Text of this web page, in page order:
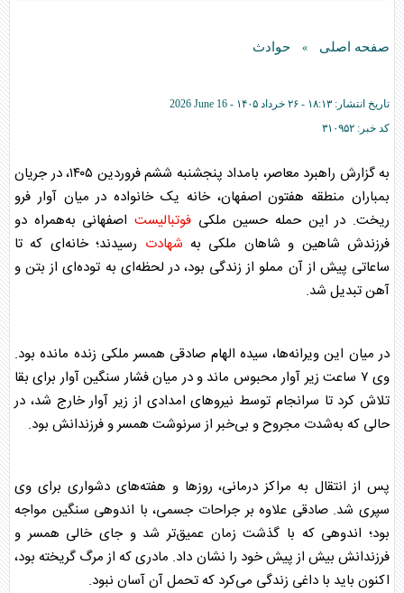
صفحه اصلی » حوادث
تاریخ انتشار: ۱۸:۱۳ - ۲۶ خرداد ۱۴۰۵ -
2026 June 16
کد خبر: ۳۱۰۹۵۲
به گزارش راهبرد معاصر، بامداد پنجشنبه ششم فروردین ۱۴۰۵، در جریان
بمباران منطقه هفتون اصفهان، خانه یک خانواده در میان آوار فرو
ریخت. در این حمله حسین ملکی فوتبالیست اصفهانی به‌همراه دو
فرزندش شاهین و شاهان ملکی به شهادت رسیدند؛ خانه‌ای که تا
ساعاتی پیش از آن مملو از زندگی بود، در لحظه‌ای به توده‌ای از بتن و
آهن تبدیل شد.
در میان این ویرانه‌ها، سیده الهام صادقی همسر ملکی زنده مانده بود.
وی ۷ ساعت زیر آوار محبوس ماند و در میان فشار سنگین آوار برای بقا
تلاش کرد تا سرانجام توسط نیرو‌های امدادی از زیر آوار خارج شد، در
حالی که به‌شدت مجروح و بی‌خبر از سرنوشت همسر و فرزندانش بود.
پس از انتقال به مراکز درمانی، روز‌ها و هفته‌های دشواری برای وی
سپری شد. صادقی علاوه بر جراحات جسمی، با اندوهی سنگین مواجه
بود؛ اندوهی که با گذشت زمان عمیق‌تر شد و جای خالی همسر و
فرزندانش بیش از پیش خود را نشان داد. مادری که از مرگ گریخته بود،
اکنون باید با داغی زندگی می‌کرد که تحمل آن آسان نبود.